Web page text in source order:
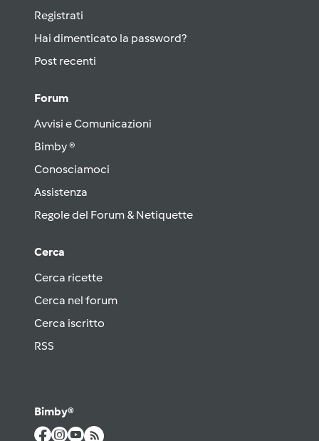
Registrati
Hai dimenticato la password?
Post recenti
Forum
Avvisi e Comunicazioni
Bimby ®
Conosciamoci
Assistenza
Regole del Forum & Netiquette
Cerca
Cerca ricette
Cerca nel forum
Cerca iscritto
RSS
Bimby®